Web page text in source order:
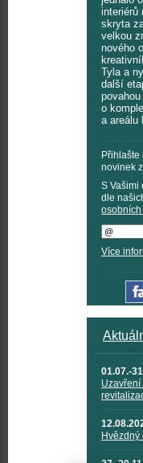
interiérů
skryta
velkou
nového
Tyla a
další
o
a areálu
Přihlašte
novinek
S Vašimi
dle
Více
01.07.-
Hvězdný